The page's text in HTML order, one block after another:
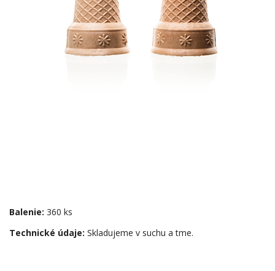
Balenie: 360 ks
Technické údaje: Skladujeme v suchu a tme.